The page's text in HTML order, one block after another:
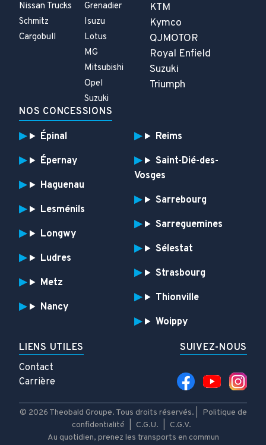
Nissan Trucks
Schmitz
Cargobull
Grenadier
Isuzu
Lotus
MG
Mitsubishi
Opel
Suzuki
KTM
Kymco
QJMOTOR
Royal Enfield
Suzuki
Triumph
NOS CONCESSIONS
Épinal
Épernay
Haguenau
Lesménils
Longwy
Ludres
Metz
Nancy
Reims
Saint-Dié-des-
Vosges
Sarrebourg
Sarreguemines
Sélestat
Strasbourg
Thionville
Woippy
LIENS UTILES
Contact
Carrière
SUIVEZ-NOUS
© 2026 Theobald Groupe. Tous droits réservés. |
Politique de
confidentialité
C.G.U.
C.G.V.
Au quotidien, prenez les transports en commun